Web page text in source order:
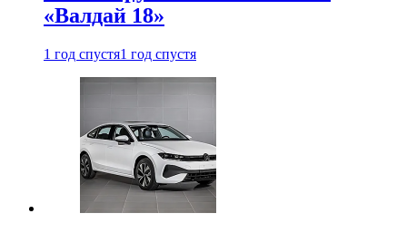
«Валдай 18»
1 год спустя1 год спустя